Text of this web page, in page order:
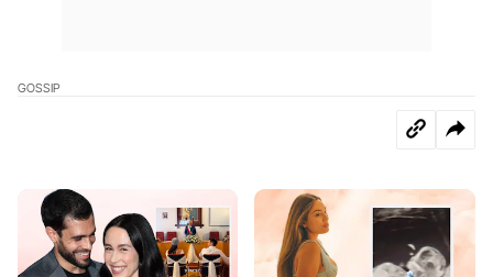
GOSSIP